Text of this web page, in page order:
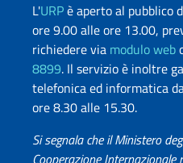
L'URPè aperto al pubblico
ore 9.00 alle ore 13.00,
richiedere via modulo web
8899. Il servizio è inoltre
telefonica ed informatica
ore 8.30 alle 15.30.
Si segnala che il Ministero
Cooperazione Internazionale